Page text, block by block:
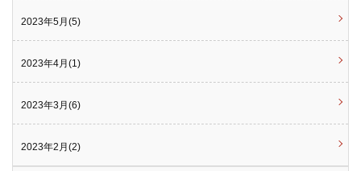
2023年5月(5)
2023年4月(1)
2023年3月(6)
2023年2月(2)